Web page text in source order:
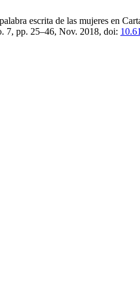
escrita de las mujeres en
7, pp. 25–46, Nov. 2018, doi: